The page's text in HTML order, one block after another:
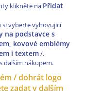
klikněte na Přidat
vyberte vyhovujicí
na podstavce s
kovové emblémy
i textem/.
dalším nákupem.
/ dohrát logo
zadat v dalším